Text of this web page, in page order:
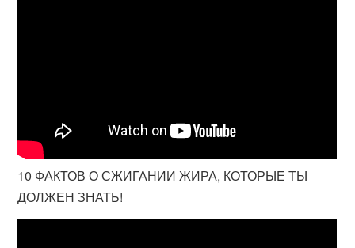
10 ФАКТОВ О СЖИГАНИИ ЖИРА, КОТОРЫЕ ТЫ
ДОЛЖЕН ЗНАТЬ!